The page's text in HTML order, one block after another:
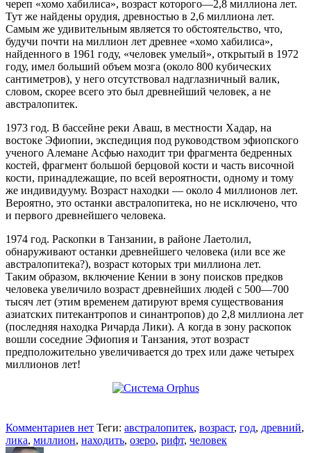
череп «хомо хабилиса», возраст которого—2,8 миллиона лет.
Тут же найдены орудия, древностью в 2,6 миллиона лет.
Самым же удивительным является то обстоятельство, что,
будучи почти на миллион лет древнее «хомо хабилиса»,
найденного в 1961 году, «человек умелый», открытый в 1972
году, имел больший объем мозга (около 800 кубических
сантиметров), у него отсутствовал надглазничный валик,
словом, скорее всего это был древнейший человек, а не
австралопитек.
1973 год. В бассейне реки Аваш, в местности Хадар, на
востоке Эфиопии, экспедиция под руководством эфиопского
ученого Алемане Асфью находит три фрагмента бедренных
костей, фрагмент большой берцовой кости и часть височной
кости, принадлежащие, по всей вероятности, одному и тому
же индивидууму. Возраст находки — около 4 миллионов лет.
Вероятно, это останки австралопитека, но не исключено, что
и первого древнейшего человека.
1974 год. Раскопки в Танзании, в районе Лаетолил,
обнаруживают останки древнейшего человека (или все же
австралопитека?), возраст которых три миллиона лет.
Таким образом, включение Кении в зону поисков предков
человека увеличило возраст древнейших людей с 500—700
тысяч лет (этим временем датируют время существования
азиатских питекантропов и синантропов) до 2,8 миллиона лет
(последняя находка Ричарда Лики). А когда в зону раскопок
вошли соседние Эфиопия и Танзания, этот возраст
предположительно увеличивается до трех или даже четырех
миллионов лет!
Комментариев нет Теги: австралопитек, возраст, год, древний,
лика, миллион, находить, озеро, рифт, человек